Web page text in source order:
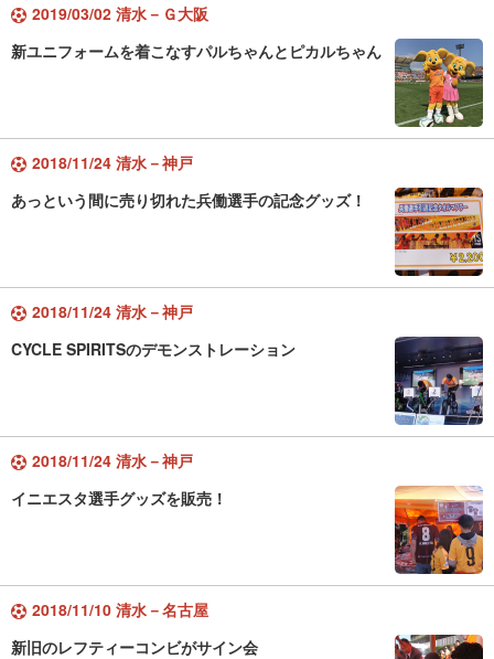
2019/03/02 清水－Ｇ大阪
新ユニフォームを着こなすパルちゃんとピカルちゃん
2018/11/24 清水－神戸
あっという間に売り切れた兵働選手の記念グッズ！
2018/11/24 清水－神戸
CYCLE SPIRITSのデモンストレーション
2018/11/24 清水－神戸
イニエスタ選手グッズを販売！
2018/11/10 清水－名古屋
新旧のレフティーコンビがサイン会